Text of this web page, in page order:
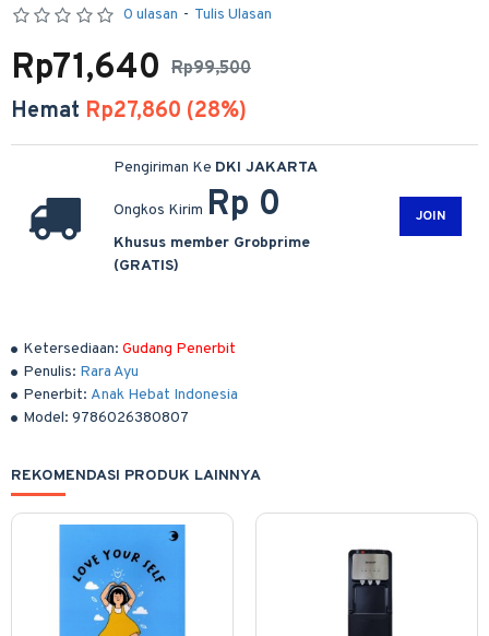
Ketersediaan: Gudang Penerbit
Penulis: Rara Ayu
Penerbit: Anak Hebat Indonesia
Model: 9786026380807
0 ulasan - Tulis Ulasan
Rp99,500
Rp71,640
Hemat Rp27,860 (28%)
Pengiriman Ke DKI JAKARTA
Ongkos Kirim Rp 0
Khusus member Grobprime
(GRATIS)
JOIN
REKOMENDASI PRODUK LAINNYA